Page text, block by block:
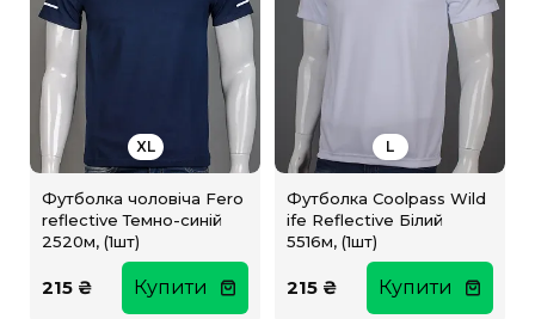
XL
Футболка чоловіча Fero
reflective Темно-синій
2520м, (1шт)
215 ₴ Купити
L
Футболка Coolpass Wild
ife Reflective Білий
5516м, (1шт)
215 ₴ Купити